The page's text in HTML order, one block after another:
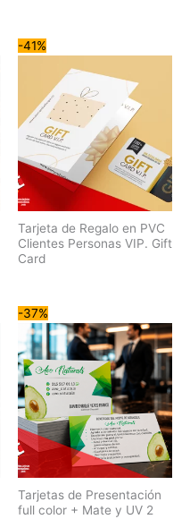
-41%
Tarjeta de Regalo en PVC
Clientes Personas VIP. Gift
Card
-37%
Tarjetas de Presentación
full color + Mate y UV 2